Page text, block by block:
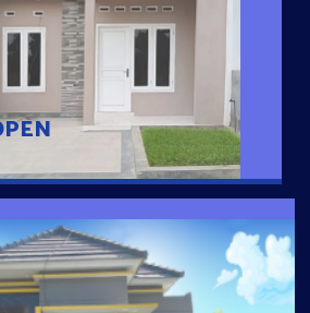
suasana pedesaan. 10 menit dari pusat
Ring Road